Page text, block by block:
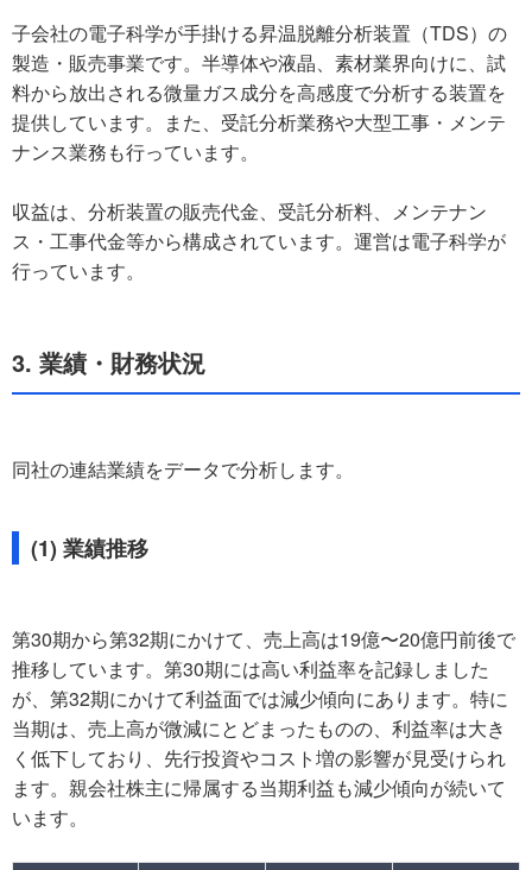
子会社の電子科学が手掛ける昇温脱離分析装置（TDS）の
製造・販売事業です。半導体や液晶、素材業界向けに、試
料から放出される微量ガス成分を高感度で分析する装置を
提供しています。また、受託分析業務や大型工事・メンテ
ナンス業務も行っています。
収益は、分析装置の販売代金、受託分析料、メンテナン
ス・工事代金等から構成されています。運営は電子科学が
行っています。
3. 業績・財務状況
同社の連結業績をデータで分析します。
(1) 業績推移
第30期から第32期にかけて、売上高は19億〜20億円前後で
推移しています。第30期には高い利益率を記録しました
が、第32期にかけて利益面では減少傾向にあります。特に
当期は、売上高が微減にとどまったものの、利益率は大き
く低下しており、先行投資やコスト増の影響が見受けられ
ます。親会社株主に帰属する当期利益も減少傾向が続いて
います。